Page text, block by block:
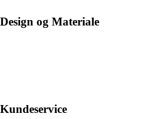
Design og Materiale
Kundeservice